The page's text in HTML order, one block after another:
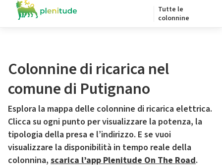
Tutte le
colonnine
Colonnine di ricarica nel
comune di Putignano
Esplora la mappa delle colonnine di ricarica elettrica.
Clicca su ogni punto per visualizzare la potenza, la
tipologia della presa e l’indirizzo. E se vuoi
visualizzare la disponibilità in tempo reale della
colonnina, scarica l’app Plenitude On The Road.